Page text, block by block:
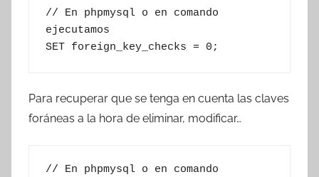
// En phpmysql o en comando
ejecutamos
SET foreign_key_checks = 0;
Para recuperar que se tenga en cuenta las claves
foráneas a la hora de eliminar, modificar…
// En phpmysql o en comando